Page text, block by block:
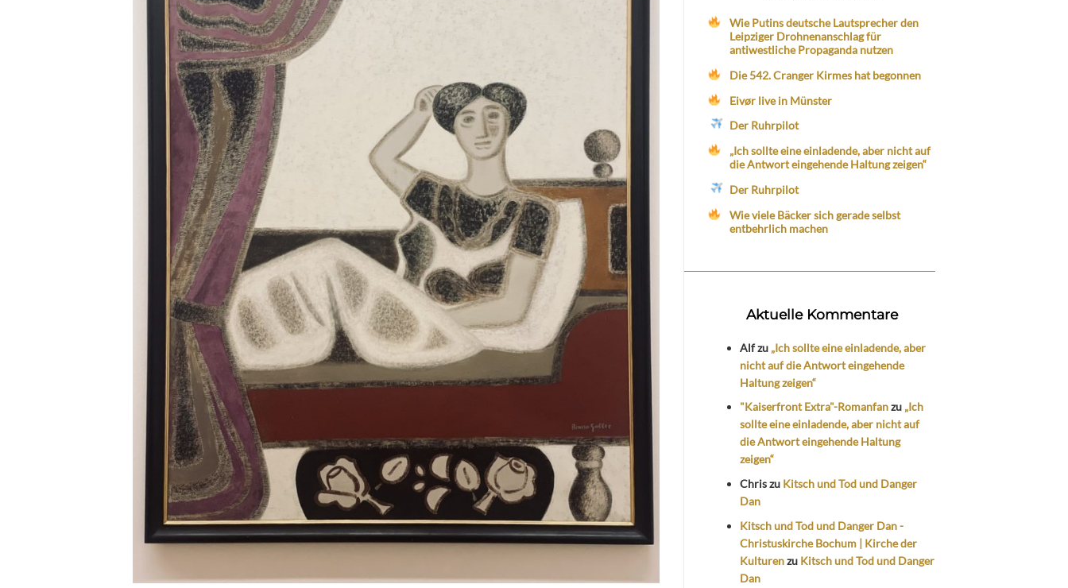
Wie Putins deutsche Lautsprecher den
Leipziger Drohnenanschlag für
antiwestliche Propaganda nutzen
Die 542. Cranger Kirmes hat begonnen
Eivør live in Münster
Der Ruhrpilot
„Ich sollte eine einladende, aber nicht auf
die Antwort eingehende Haltung zeigen“
Der Ruhrpilot
Wie viele Bäcker sich gerade selbst
entbehrlich machen
Aktuelle Kommentare
Alfzu „Ich sollte eine einladende, aber
nicht auf die Antwort eingehende
Haltung zeigen“
"Kaiserfront Extra"-Romanfanzu „Ich
sollte eine einladende, aber nicht auf
die Antwort eingehende Haltung
zeigen“
Chriszu Kitsch und Tod und Danger
Dan
Kitsch und Tod und Danger Dan -
Christuskirche Bochum | Kirche der
Kulturenzu Kitsch und Tod und Danger
Dan